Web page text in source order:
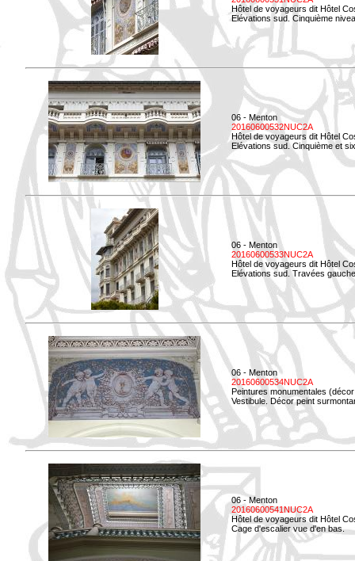
Hôtel de voyageurs dit Hôtel
Elévations sud. Cinquième
06 - Menton
20160600532NUC2A
Hôtel de voyageurs dit Hôtel
Elévations sud. Cinquième et
06 - Menton
20160600533NUC2A
Hôtel de voyageurs dit Hôtel
Elévations sud. Travées
06 - Menton
20160600534NUC2A
Peintures monumentales
Vestibule. Décor peint
06 - Menton
20160600541NUC2A
Hôtel de voyageurs dit Hôtel
Cage d'escalier vue d'en bas.